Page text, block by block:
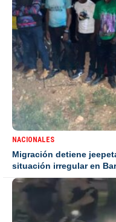
NACIONALES
Migración detiene
situación irregular en